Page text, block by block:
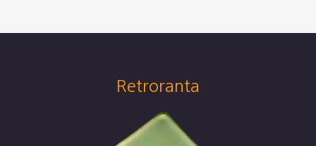
Retroranta